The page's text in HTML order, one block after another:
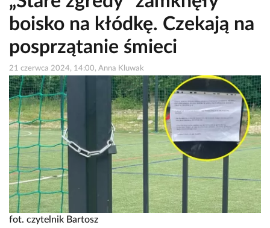
boisko na kłódkę. Czekają na
posprzątanie śmieci
21 czerwca 2024, 14:00, Anna Kluwak
fot. czytelnik Bartosz